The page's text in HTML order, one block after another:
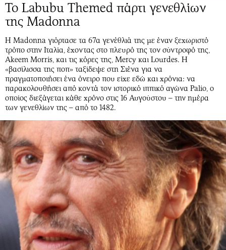
Το Labubu Themed πάρτι γενεθλίων
της Madonna
Η Madonna γιόρτασε τα 67α γενέθλιά της με έναν ξεχωριστό
τρόπο στην Ιταλία, έχοντας στο πλευρό της τον σύντροφό της,
Akeem Morris, και τις κόρες της, Mercy και Lourdes. Η
«βασίλισσα της ποπ» ταξίδεψε στη Σιένα για να
πραγματοποιήσει ένα όνειρο που είχε εδώ και χρόνια: να
παρακολουθήσει από κοντά τον ιστορικό ιππικό αγώνα Palio, ο
οποίος διεξάγεται κάθε χρόνο στις 16 Αυγούστου – την ημέρα
των γενεθλίων της – από το 1482.